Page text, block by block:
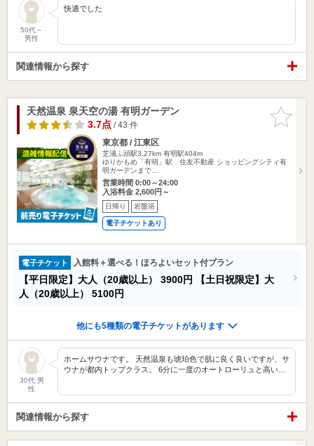
50代～
男性
快適でした
関連情報から探す
お気に入
りに追加
天然温泉 泉天空の湯 有明ガーデン
3.7点/ 43 件
東京都 / 江東区
芝浦ふ頭駅3.27km 有明駅404m
ゆりかもめ「有明」駅 住友不動産 ショッピングシティ有
明ガーデンまで…
営業時間 0:00～24:00
入浴料金 2,600円～
日帰り 岩盤浴
電子チケットあり
電子チケット 入館料＋選べる！ほろよいセット付プラン
【平日限定】大人（20歳以上） 3900円
【土日祝限定】大
人（20歳以上） 5100円
他にも5種類の電子チケットがあります
30代 男
性
ホームサウナです。 天然温泉も琥珀色で肌に良く良いですが、サ
ウナが都内トップクラス。 6分に一度のオートローリュと高い…
関連情報から探す